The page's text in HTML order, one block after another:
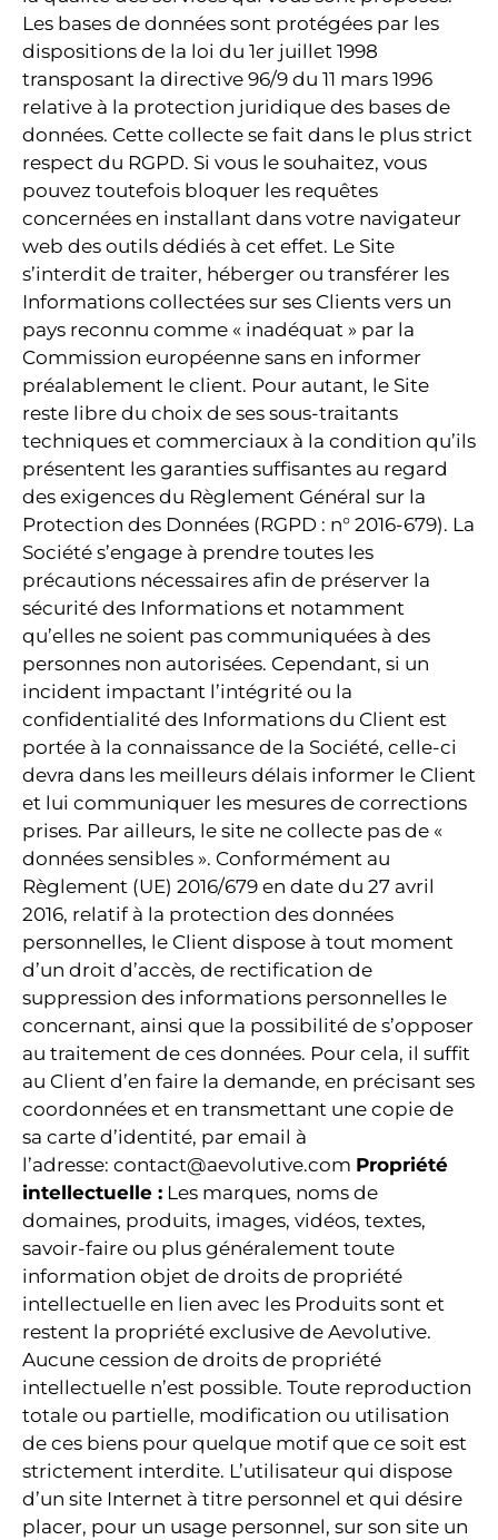
Les bases de données sont protégées par les
dispositions de la loi du 1er juillet 1998
transposant la directive 96/9 du 11 mars 1996
relative à la protection juridique des bases de
données. Cette collecte se fait dans le plus strict
respect du RGPD. Si vous le souhaitez, vous
pouvez toutefois bloquer les requêtes
concernées en installant dans votre navigateur
web des outils dédiés à cet effet. Le Site
s’interdit de traiter, héberger ou transférer les
Informations collectées sur ses Clients vers un
pays reconnu comme « inadéquat » par la
Commission européenne sans en informer
préalablement le client. Pour autant, le Site
reste libre du choix de ses sous-traitants
techniques et commerciaux à la condition qu’ils
présentent les garanties suffisantes au regard
des exigences du Règlement Général sur la
Protection des Données (RGPD : n° 2016-679). La
Société s’engage à prendre toutes les
précautions nécessaires afin de préserver la
sécurité des Informations et notamment
qu’elles ne soient pas communiquées à des
personnes non autorisées. Cependant, si un
incident impactant l’intégrité ou la
confidentialité des Informations du Client est
portée à la connaissance de la Société, celle-ci
devra dans les meilleurs délais informer le Client
et lui communiquer les mesures de corrections
prises. Par ailleurs, le site ne collecte pas de «
données sensibles ». Conformément au
Règlement (UE) 2016/679 en date du 27 avril
2016, relatif à la protection des données
personnelles, le Client dispose à tout moment
d’un droit d’accès, de rectification de
suppression des informations personnelles le
concernant, ainsi que la possibilité de s’opposer
au traitement de ces données. Pour cela, il suffit
au Client d’en faire la demande, en précisant ses
coordonnées et en transmettant une copie de
sa carte d’identité, par email à
l’adresse: contact@aevolutive.com Propriété
intellectuelle : Les marques, noms de
domaines, produits, images, vidéos, textes,
savoir-faire ou plus généralement toute
information objet de droits de propriété
intellectuelle en lien avec les Produits sont et
restent la propriété exclusive de Aevolutive.
Aucune cession de droits de propriété
intellectuelle n’est possible. Toute reproduction
totale ou partielle, modification ou utilisation
de ces biens pour quelque motif que ce soit est
strictement interdite. L’utilisateur qui dispose
d’un site Internet à titre personnel et qui désire
placer, pour un usage personnel, sur son site un